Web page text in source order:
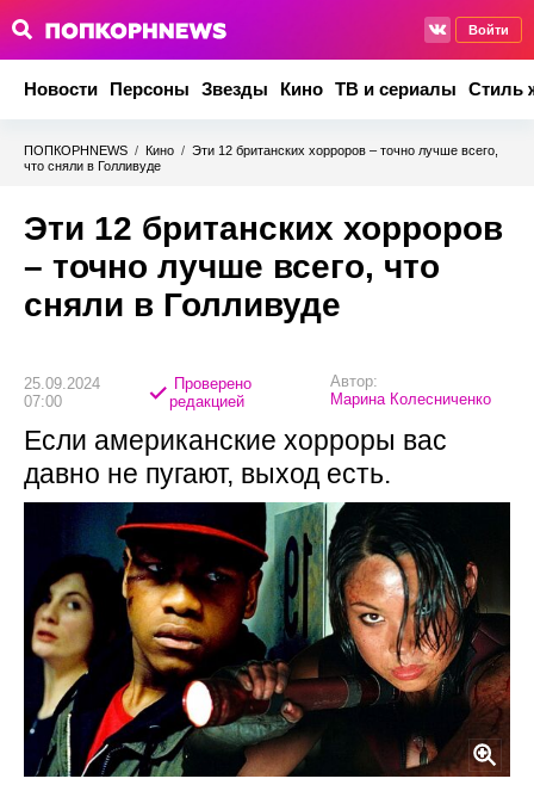
Войти
Новости Персоны Звезды Кино ТВ и сериалы Стиль
ПОПКОРНNEWS / Кино / Эти 12 британских хорроров – точно лучше всего,
что сняли в Голливуде
Эти 12 британских хорроров
– точно лучше всего, что
сняли в Голливуде
25.09.2024
07:00
Проверено
редакцией
Автор:
Марина Колесниченко
Если американские хорроры вас
давно не пугают, выход есть.